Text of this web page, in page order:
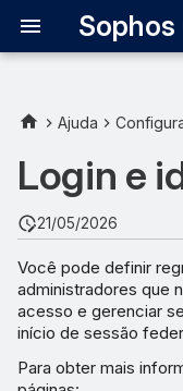
Ajuda
Login e
21/05/2026
Você pode definir
administradores que
acesso e gerenciar
início de sessão
Para obter mais